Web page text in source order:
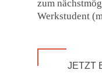
zum
Werkstudent
JETZT